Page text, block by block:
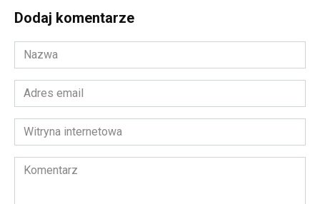
Dodaj komentarze
Nazwa
*
Adres
email
*Witryna
internetowa
Komentarz